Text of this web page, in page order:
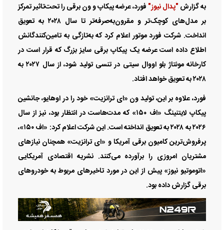
به گزارش"پدال نیوز" فورد، عرضه پیکاپ و ون برقی را تحت‌تاثیر تمرکز
بر مدل‌های کوچک‌تر و مقرون‌به‌صرفه‌تر تا سال ۲۰۲۸ به تعویق
انداخت. شرکت فورد موتور اعلام کرد که به‌تازگی به تامین‌کنندگانش
اطلاع داده است عرضه یک پیکاپ برقی سایز بزرگ که قرار است در
کارخانه مونتاژ بلو اووال سیتی در تنسی تولید شود، از سال ۲۰۲۷ به
۲۰۲۸ به تعویق خواهد افتاد.
فورد، علاوه بر این، تولید ون «ای ترانزیت» خود را در اوهایو، جانشین
پیکاپ لایتنینگ «اف ۱۵۰» که مدت‌هاست در انتظار بود، نیز از سال
۲۰۲۶ به ۲۰۲۸ به تعویق انداخته است. این شرکت اعلام کرد: «اف ۱۵۰»،
پرفروش‌ترین کامیون برقی آمریکا و «ای ترانزیت» همچنان نیاز‌های
مشتریان امروزی را برآورده می‌کنند. نشریه اقتصادی آمریکایی
«اتوموتیو نیوز» پیش از این در مورد تاخیر‌های مربوط به خودرو‌های
برقی گزارش داده بود.